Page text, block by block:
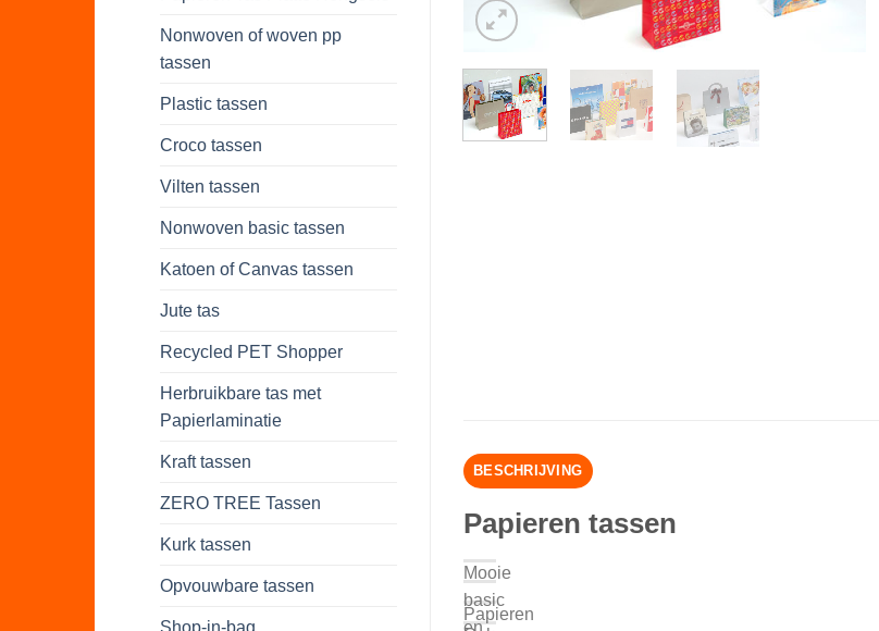
Nonwoven of woven pp
tassen
Plastic tassen
Croco tassen
Vilten tassen
Nonwoven basic tassen
Katoen of Canvas tassen
Jute tas
Recycled PET Shopper
Herbruikbare tas met
Papierlaminatie
Kraft tassen
ZERO TREE Tassen
Kurk tassen
Opvouwbare tassen
Shop-in-bag
BESCHRIJVING
Papieren tassen
Mooie
basic
en
Papieren